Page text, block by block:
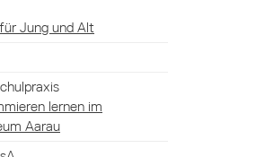
Jung und Alt
lernen im
Aarau